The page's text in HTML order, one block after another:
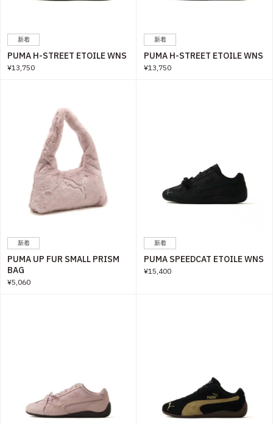
新着
PUMA H-STREET ETOILE WNS
¥13,750
新着
PUMA H-STREET ETOILE WNS
¥13,750
新着
PUMA UP FUR SMALL PRISM
BAG
¥5,060
新着
PUMA SPEEDCAT ETOILE WNS
¥15,400